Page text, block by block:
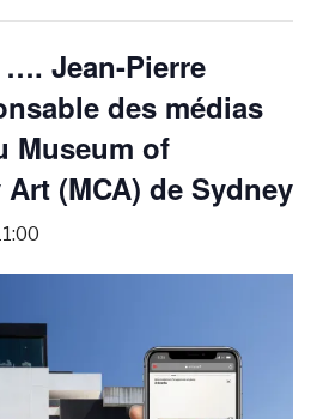
Jean-Pierre
des médias
Museum of
(MCA) de Sydney